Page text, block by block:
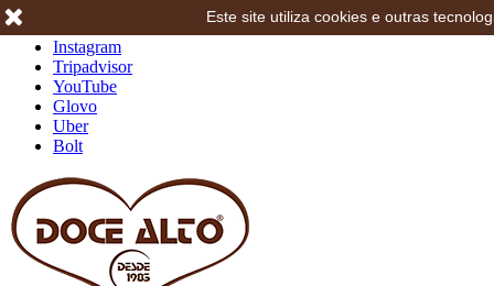
Instagram
Tripadvisor
YouTube
Glovo
Uber
Bolt
Este site utiliza cookies e outras